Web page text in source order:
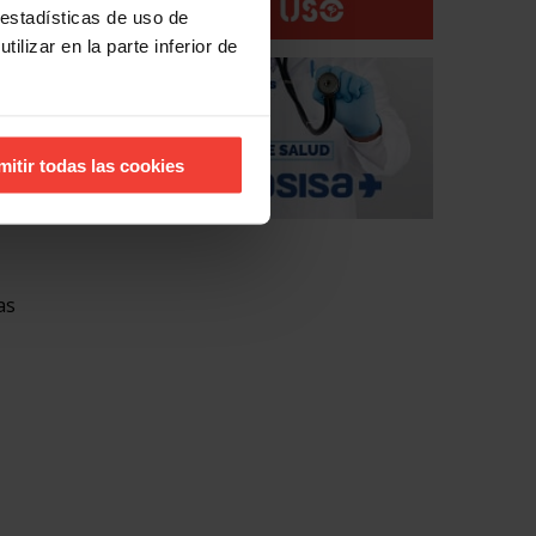
de uso de
en la parte inferior de
todas las cookies
en
al